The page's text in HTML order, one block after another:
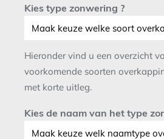
Kies type zonwering ?
Hieronder vind u een overzicht
voorkomende soorten
met korte uitleg.
Kies de naam van het type